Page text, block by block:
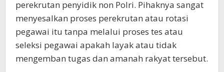
perekrutan penyidik non Polri. Pihaknya sangat
menyesalkan proses perekrutan atau rotasi
pegawai itu tanpa melalui proses tes atau
seleksi pegawai apakah layak atau tidak
mengemban tugas dan amanah rakyat tersebut.